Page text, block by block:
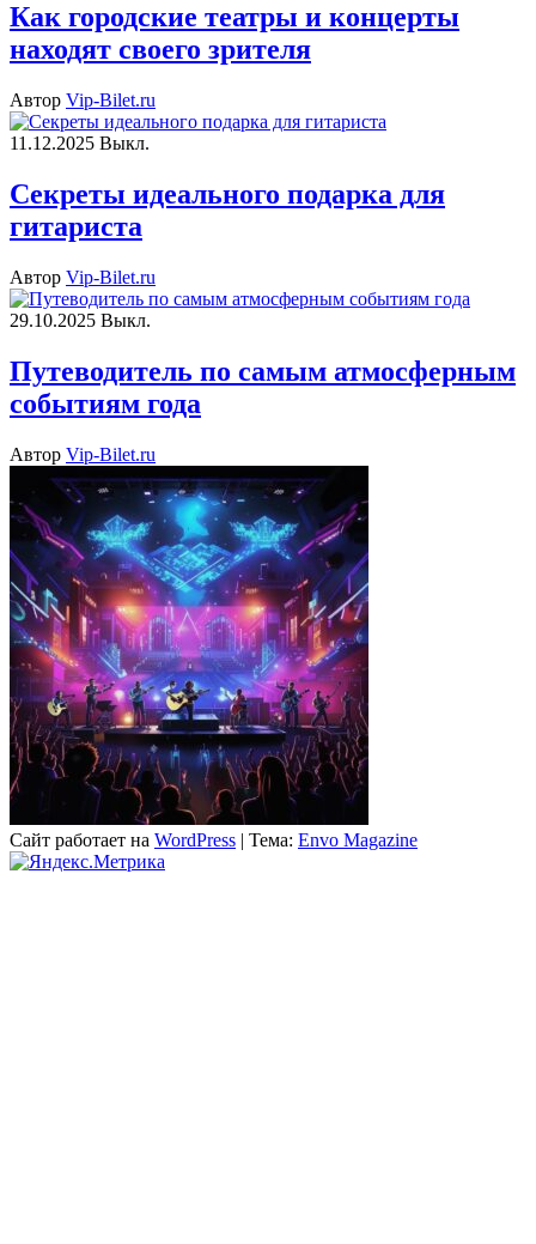
Как городские театры и концерты
находят своего зрителя
Автор Vip-Bilet.ru
11.12.2025 Выкл.
Секреты идеального подарка для
гитариста
Автор Vip-Bilet.ru
29.10.2025 Выкл.
Путеводитель по самым атмосферным
событиям года
Автор Vip-Bilet.ru
Сайт работает на WordPress | Тема: Envo Magazine